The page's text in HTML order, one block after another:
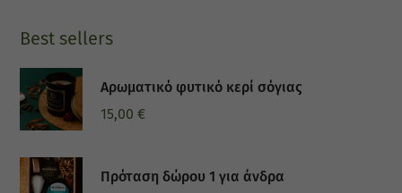
Best sellers
Αρωματικό φυτικό κερί σόγιας
15,00€
Πρόταση δώρου 1 για άνδρα